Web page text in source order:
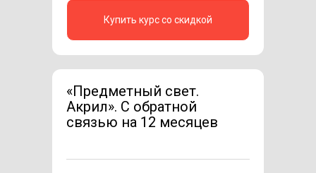
Купить курс со скидкой
«Предметный свет.
Акрил». C обратной
связью на 12 месяцев